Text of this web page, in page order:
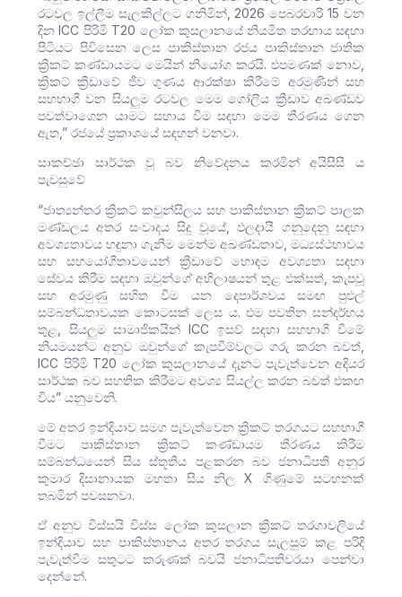
රටවල ඉල්ලීම සැලකිල්ලට ගනිමින්, 2026 පෙබරවාරි 15 ​​වන
දින ICC පිරිමි T20 ලෝක කුසලානයේ නියමිත තරඟාය සඳහා
පිටියට පිවිසෙන ලෙස පාකිස්තාන රජය පාකිස්තාන ජාතික
ක්‍රිකට් කණ්ඩායමට මෙයින් නියෝග කරයි. එපමණක් නොව,
ක්‍රිකට් ක්‍රීඩාවේ ජීව ගුණය ආරක්ෂා කිරීමේ අරමුණින් සහ
සහභාගී වන සියලුම රටවල මෙම ගෝලීය ක්‍රීඩාව අඛණ්ඩව
පවත්වාගෙන යාමට සහාය වීම සඳහා මෙම තීරණය ගෙන
ඇත,” රජයේ ප්‍රකාශයේ සඳහන් වනවා.
සාකච්ඡා සාර්ථක වූ බව නිවේදනය කරමින් අයිසීසී ය
පැවසුවේ
“ජාත්‍යන්තර ක්‍රිකට් කවුන්සිලය සහ පාකිස්තාන ක්‍රිකට් පාලක
මණ්ඩලය අතර සංවාදය සිදු වූයේ, ඵලදායී ගනුදෙනු සඳහා
අවශ්‍යතාවය හඳුනා ගැනීම මෙන්ම අඛණ්ඩතාව, මධ්‍යස්ථභාවය
සහ සහයෝගීතාවයෙන් ක්‍රීඩාවේ හොඳම අවශ්‍යතා සඳහා
සේවය කිරීම සඳහා ඔවුන්ගේ අභිලාෂයන් තුළ එක්සත්, කැපවූ
සහ අරමුණු සහිත වීම යන දෙපාර්ශවය සමඟ පුළුල්
සම්බන්ධතාවයක කොටසක් ලෙස ය. එම පවතින සන්දර්භය
තුළ, සියලුම සාමාජිකයින් ICC ඉසව් සඳහා සහභාගී වීමේ
නියමයන්ට අනුව ඔවුන්ගේ කැපවීම්වලට ගරු කරන බවත්,
ICC පිරිමි T20 ලෝක කුසලානයේ දැනට පැවැත්වෙන අදියර
සාර්ථක බව සහතික කිරීමට අවශ්‍ය සියල්ල කරන බවත් එකඟ
විය” යනුවෙනි.
මේ අතර ඉන්දියාව සමග පැවැත්වෙන ක්‍රිකට් තරගයට සහභාගී
වීමට පාකිස්තාන ක්‍රිකට් කණ්ඩායම තීරණය කිරීම
සම්බන්ධයෙන් සිය ස්තූතිය පළකරන බව ජනාධිපති අනුර
කුමාර දිසානායක මහතා සිය නිල X ගිණුමේ සටහනක්
තබමින් පවසනවා.
ඒ අනුව විස්සයි විස්ස ලෝක කුසලාන ක්‍රිකට් තරගාවලියේ
ඉන්දියාව සහ පාකිස්තානය අතර තරගය සැලසුම් කළ පරිදි
පැවැත්වීම සතුටට කරුණක් බවයි ජනාධිපතිවරයා පෙන්වා
දෙන්නේ.